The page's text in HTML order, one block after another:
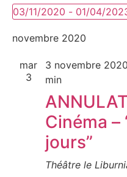
03/11/2020 - 01/04/
Sélectionnez
une
date.
novembre 2020
mar
3
3 novembre
min
Cinéma –
jours”
Théâtre le